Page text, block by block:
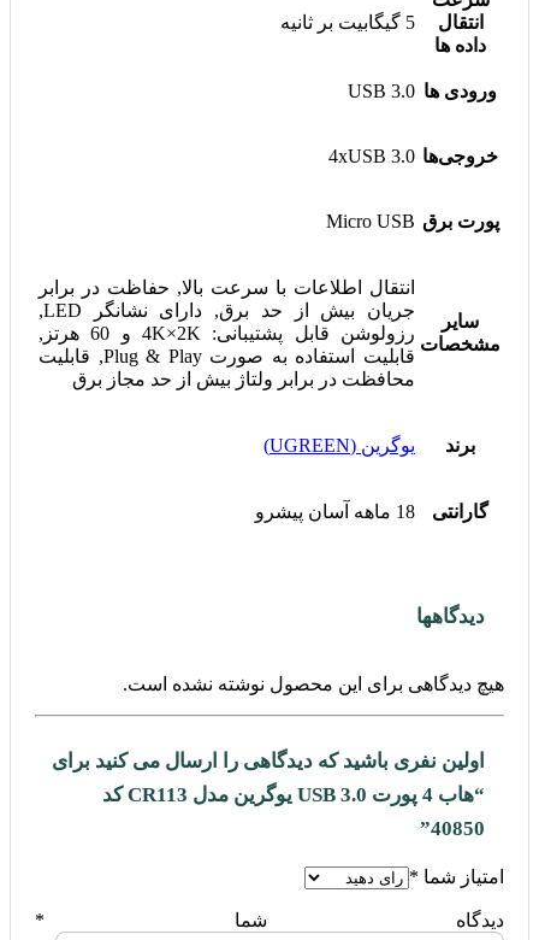
انتقال
داده ها
5 گیگابیت بر ثانیه
ورودی ها USB 3.0
خروجی‌ها 4xUSB 3.0
پورت برق Micro USB
سایر
مشخصات
انتقال اطلاعات با سرعت بالا, حفاظت در برابر
جریان بیش از حد برق, دارای نشانگر LED,
رزولوشن قابل پشتیبانی: 4K×2K و 60 هرتز,
قابلیت استفاده به صورت Plug & Play, قابلیت
محافظت در برابر ولتاژ بیش از حد مجاز برق
برند یوگرین (UGREEN)
گارانتی 18 ماهه آسان پیشرو
دیدگاهها
هیچ دیدگاهی برای این محصول نوشته نشده است.
اولین نفری باشید که دیدگاهی را ارسال می کنید برای
“هاب 4 پورت USB 3.0 یوگرین مدل CR113 کد
40850”
امتیاز شما *
دیدگاه شما *